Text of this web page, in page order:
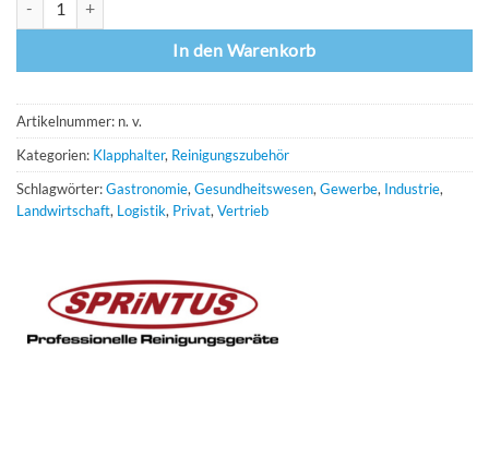
In den Warenkorb
Artikelnummer: n. v.
Kategorien: Klapphalter, Reinigungszubehör
Schlagwörter:Gastronomie, Gesundheitswesen, Gewerbe, Industrie,
Landwirtschaft, Logistik, Privat, Vertrieb